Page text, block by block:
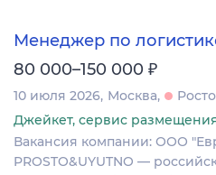
Менеджер по
80 000–150 000 ₽
10 июля 2026 Москва
Джейкет, сервис
Вакансия компании: ООО
PROSTO&UYUTNO —